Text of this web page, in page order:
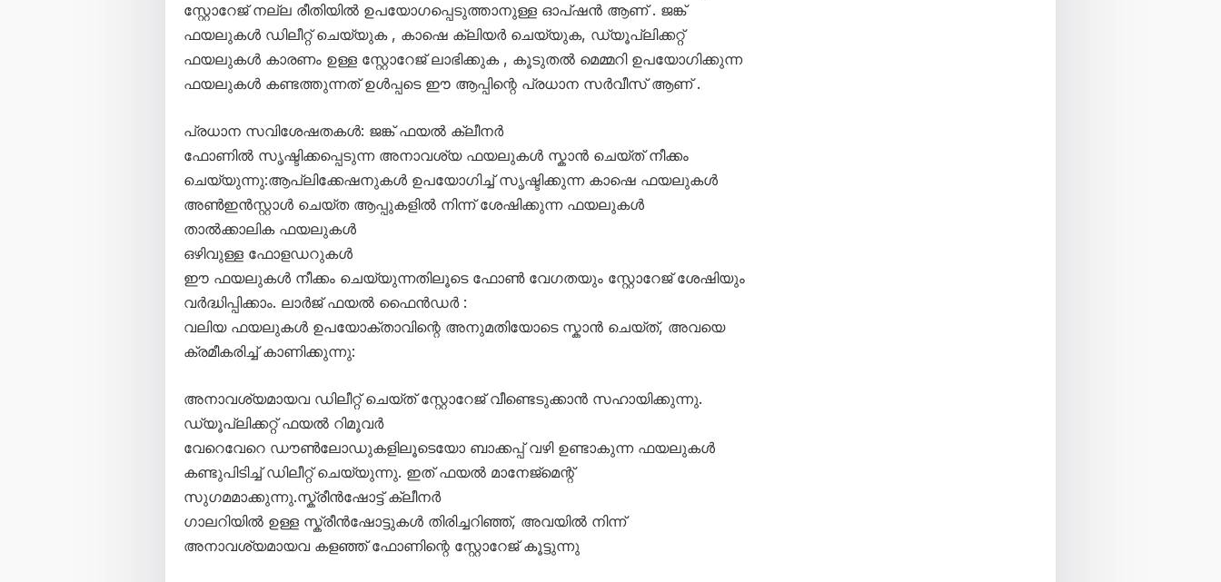
സ്റ്റോറേജ് നല്ല രീതിയിൽ ഉപയോഗപ്പെടുത്താനുള്ള ഓപ്ഷൻ ആണ് . ജങ്ക്
ഫയലുകൾ ഡിലീറ്റ് ചെയ്യുക , കാഷെ ക്ലിയർ ചെയ്യുക, ഡ്യൂപ്ലിക്കറ്റ്
ഫയലുകൾ കാരണം ഉള്ള സ്റ്റോറേജ് ലാഭിക്കുക , കൂടുതൽ മെമ്മറി ഉപയോഗിക്കുന്ന
ഫയലുകൾ കണ്ടത്തുന്നത് ഉൾപ്പടെ ഈ ആപ്പിന്റെ പ്രധാന സർവീസ് ആണ് .
പ്രധാന സവിശേഷതകൾ: ജങ്ക് ഫയൽ ക്ലീനർ
ഫോണിൽ സൃഷ്ടിക്കപ്പെടുന്ന അനാവശ്യ ഫയലുകൾ സ്കാൻ ചെയ്ത് നീക്കം
ചെയ്യുന്നു:ആപ്ലിക്കേഷനുകൾ ഉപയോഗിച്ച് സൃഷ്ടിക്കുന്ന കാഷെ ഫയലുകൾ
അൺഇൻസ്റ്റാൾ ചെയ്ത ആപ്പുകളിൽ നിന്ന് ശേഷിക്കുന്ന ഫയലുകൾ
താൽക്കാലിക ഫയലുകൾ
ഒഴിവുള്ള ഫോളഡറുകൾ
ഈ ഫയലുകൾ നീക്കം ചെയ്യുന്നതിലൂടെ ഫോൺ വേഗതയും സ്റ്റോറേജ് ശേഷിയും
വർദ്ധിപ്പിക്കാം. ലാർജ് ഫയൽ ഫൈൻഡർ :
വലിയ ഫയലുകൾ ഉപയോക്താവിന്റെ അനുമതിയോടെ സ്കാൻ ചെയ്ത്, അവയെ
ക്രമീകരിച്ച് കാണിക്കുന്നു:
അനാവശ്യമായവ ഡിലീറ്റ് ചെയ്ത് സ്റ്റോറേജ് വീണ്ടെടുക്കാൻ സഹായിക്കുന്നു.
ഡ്യൂപ്ലിക്കറ്റ് ഫയൽ റിമൂവർ
വേറെവേറെ ഡൗൺലോഡുകളിലൂടെയോ ബാക്കപ്പ് വഴി ഉണ്ടാകുന്ന ഫയലുകൾ
കണ്ടുപിടിച്ച് ഡിലീറ്റ് ചെയ്യുന്നു. ഇത് ഫയൽ മാനേജ്മെന്റ്
സുഗമമാക്കുന്നു.സ്ക്രീൻഷോട്ട് ക്ലീനർ
ഗാലറിയിൽ ഉള്ള സ്ക്രീൻഷോട്ടുകൾ തിരിച്ചറിഞ്ഞ്, അവയിൽ നിന്ന്
അനാവശ്യമായവ കളഞ്ഞ് ഫോണിന്റെ സ്റ്റോറേജ് കൂട്ടുന്നു